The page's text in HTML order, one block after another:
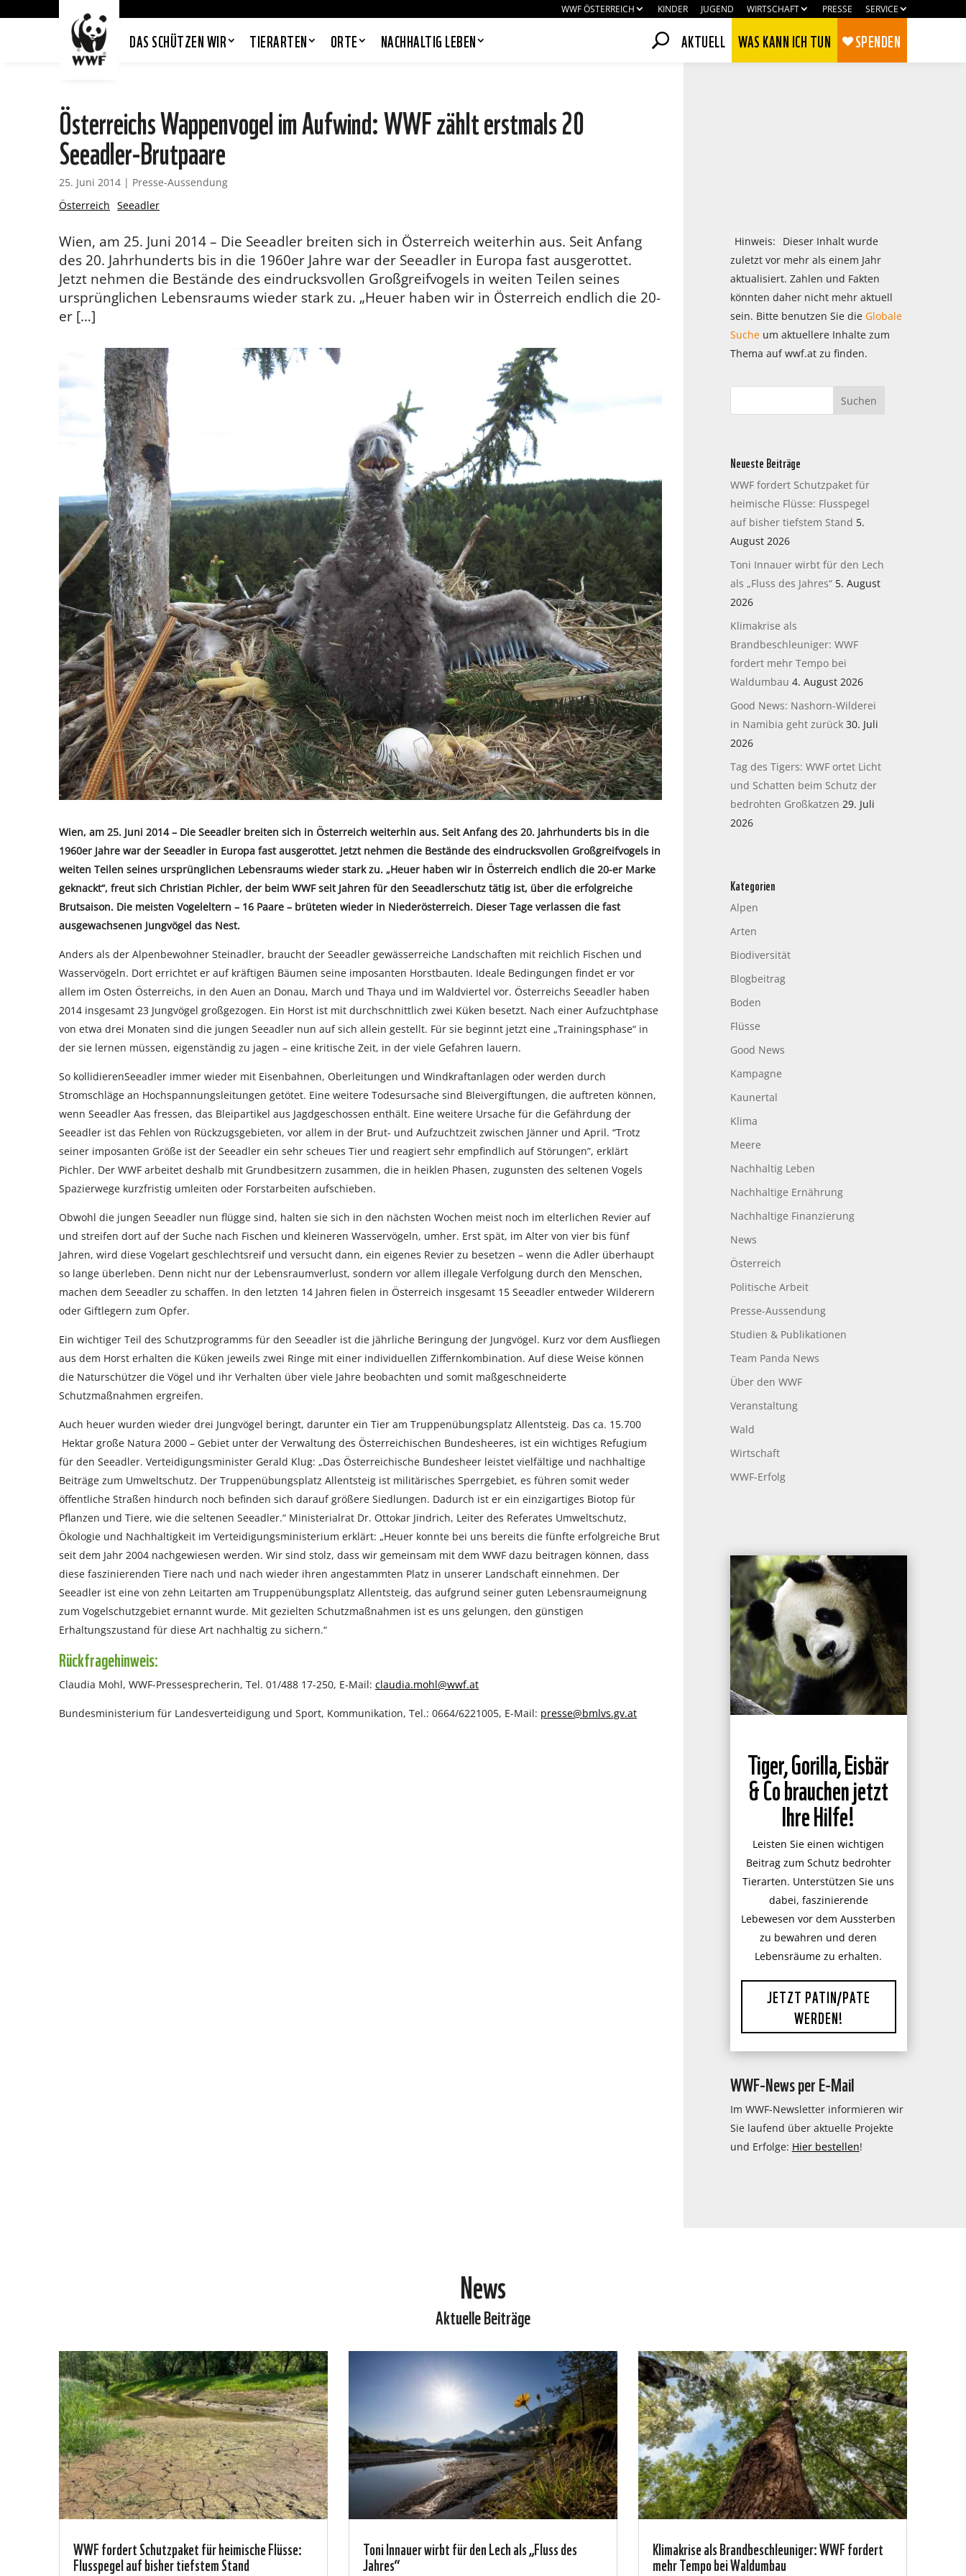
WWF ÖSTERREICH KINDER JUGEND WIRTSCHAFT PRESSE SERVICE
DAS SCHÜTZEN WIR TIERARTEN ORTE NACHHALTIG LEBEN AKTUELL WAS KANN ICH TUN SPENDEN
Österreichs Wappenvogel im Aufwind: WWF zählt erstmals 20
Seeadler-Brutpaare
25. Juni 2014 | Presse-Aussendung
Österreich Seeadler
Wien, am 25. Juni 2014 – Die Seeadler breiten sich in Österreich weiterhin aus. Seit Anfang
des 20. Jahrhunderts bis in die 1960er Jahre war der Seeadler in Europa fast ausgerottet.
Jetzt nehmen die Bestände des eindrucksvollen Großgreifvogels in weiten Teilen seines
ursprünglichen Lebensraums wieder stark zu. „Heuer haben wir in Österreich endlich die 20-
er […]
Wien, am 25. Juni 2014 – Die Seeadler breiten sich in Österreich weiterhin aus. Seit Anfang des 20. Jahrhunderts bis in die
1960er Jahre war der Seeadler in Europa fast ausgerottet. Jetzt nehmen die Bestände des eindrucksvollen Großgreifvogels in
weiten Teilen seines ursprünglichen Lebensraums wieder stark zu. „Heuer haben wir in Österreich endlich die 20-er Marke
geknackt“, freut sich Christian Pichler, der beim WWF seit Jahren für den Seeadlerschutz tätig ist, über die erfolgreiche
Brutsaison. Die meisten Vogeleltern – 16 Paare – brüteten wieder in Niederösterreich. Dieser Tage verlassen die fast
ausgewachsenen Jungvögel das Nest.
Anders als der Alpenbewohner Steinadler, braucht der Seeadler gewässerreiche Landschaften mit reichlich Fischen und
Wasservögeln. Dort errichtet er auf kräftigen Bäumen seine imposanten Horstbauten. Ideale Bedingungen findet er vor
allem im Osten Österreichs, in den Auen an Donau, March und Thaya und im Waldviertel vor. Österreichs Seeadler haben
2014 insgesamt 23 Jungvögel großgezogen. Ein Horst ist mit durchschnittlich zwei Küken besetzt. Nach einer Aufzuchtphase
von etwa drei Monaten sind die jungen Seeadler nun auf sich allein gestellt. Für sie beginnt jetzt eine „Trainingsphase“ in
der sie lernen müssen, eigenständig zu jagen – eine kritische Zeit, in der viele Gefahren lauern.
So kollidierenSeeadler immer wieder mit Eisenbahnen, Oberleitungen und Windkraftanlagen oder werden durch
Stromschläge an Hochspannungsleitungen getötet. Eine weitere Todesursache sind Bleivergiftungen, die auftreten können,
wenn Seeadler Aas fressen, das Bleipartikel aus Jagdgeschossen enthält. Eine weitere Ursache für die Gefährdung der
Seeadler ist das Fehlen von Rückzugsgebieten, vor allem in der Brut- und Aufzuchtzeit zwischen Jänner und April. “Trotz
seiner imposanten Größe ist der Seeadler ein sehr scheues Tier und reagiert sehr empfindlich auf Störungen”, erklärt
Pichler. Der WWF arbeitet deshalb mit Grundbesitzern zusammen, die in heiklen Phasen, zugunsten des seltenen Vogels
Spazierwege kurzfristig umleiten oder Forstarbeiten aufschieben.
Obwohl die jungen Seeadler nun flügge sind, halten sie sich in den nächsten Wochen meist noch im elterlichen Revier auf
und streifen dort auf der Suche nach Fischen und kleineren Wasservögeln, umher. Erst spät, im Alter von vier bis fünf
Jahren, wird diese Vogelart geschlechtsreif und versucht dann, ein eigenes Revier zu besetzen – wenn die Adler überhaupt
so lange überleben. Denn nicht nur der Lebensraumverlust, sondern vor allem illegale Verfolgung durch den Menschen,
machen dem Seeadler zu schaffen. In den letzten 14 Jahren fielen in Österreich insgesamt 15 Seeadler entweder Wilderern
oder Giftlegern zum Opfer.
Ein wichtiger Teil des Schutzprogramms für den Seeadler ist die jährliche Beringung der Jungvögel. Kurz vor dem Ausfliegen
aus dem Horst erhalten die Küken jeweils zwei Ringe mit einer individuellen Ziffernkombination. Auf diese Weise können
die Naturschützer die Vögel und ihr Verhalten über viele Jahre beobachten und somit maßgeschneiderte
Schutzmaßnahmen ergreifen.
Auch heuer wurden wieder drei Jungvögel beringt, darunter ein Tier am Truppenübungsplatz Allentsteig. Das ca. 15.700
Hektar große Natura 2000 – Gebiet unter der Verwaltung des Österreichischen Bundesheeres, ist ein wichtiges Refugium
für den Seeadler. Verteidigungsminister Gerald Klug: „Das Österreichische Bundesheer leistet vielfältige und nachhaltige
Beiträge zum Umweltschutz. Der Truppenübungsplatz Allentsteig ist militärisches Sperrgebiet, es führen somit weder
öffentliche Straßen hindurch noch befinden sich darauf größere Siedlungen. Dadurch ist er ein einzigartiges Biotop für
Pflanzen und Tiere, wie die seltenen Seeadler.“ Ministerialrat Dr. Ottokar Jindrich, Leiter des Referates Umweltschutz,
Ökologie und Nachhaltigkeit im Verteidigungsministerium erklärt: „Heuer konnte bei uns bereits die fünfte erfolgreiche Brut
seit dem Jahr 2004 nachgewiesen werden. Wir sind stolz, dass wir gemeinsam mit dem WWF dazu beitragen können, dass
diese faszinierenden Tiere nach und nach wieder ihren angestammten Platz in unserer Landschaft einnehmen. Der
Seeadler ist eine von zehn Leitarten am Truppenübungsplatz Allentsteig, das aufgrund seiner guten Lebensraumeignung
zum Vogelschutzgebiet ernannt wurde. Mit gezielten Schutzmaßnahmen ist es uns gelungen, den günstigen
Erhaltungszustand für diese Art nachhaltig zu sichern.“
Rückfragehinweis:
Claudia Mohl, WWF-Pressesprecherin, Tel. 01/488 17-250, E-Mail: claudia.mohl@wwf.at
Bundesministerium für Landesverteidigung und Sport, Kommunikation, Tel.: 0664/6221005, E-Mail: presse@bmlvs.gv.at
Hinweis:
Dieser Inhalt wurde
zuletzt vor mehr als einem Jahr
aktualisiert. Zahlen und Fakten
könnten daher nicht mehr aktuell
sein. Bitte benutzen Sie die Globale
Sucheum aktuellere Inhalte zum
Thema auf wwf.at zu finden.
Neueste Beiträge
WWF fordert Schutzpaket für
heimische Flüsse: Flusspegel
auf bisher tiefstem Stand 5.
August 2026
Toni Innauer wirbt für den Lech
als „Fluss des Jahres“ 5. August
2026
Klimakrise als
Brandbeschleuniger: WWF
fordert mehr Tempo bei
Waldumbau 4. August 2026
Good News: Nashorn-Wilderei
in Namibia geht zurück 30. Juli
2026
Tag des Tigers: WWF ortet Licht
und Schatten beim Schutz der
bedrohten Großkatzen 29. Juli
2026
Kategorien
Alpen
Arten
Biodiversität
Blogbeitrag
Boden
Flüsse
Good News
Kampagne
Kaunertal
Klima
Meere
Nachhaltig Leben
Nachhaltige Ernährung
Nachhaltige Finanzierung
News
Österreich
Politische Arbeit
Presse-Aussendung
Studien & Publikationen
Team Panda News
Über den WWF
Veranstaltung
Wald
Wirtschaft
WWF-Erfolg
Tiger, Gorilla, Eisbär
& Co brauchen jetzt
Ihre Hilfe!
Leisten Sie einen wichtigen
Beitrag zum Schutz bedrohter
Tierarten. Unterstützen Sie uns
dabei, faszinierende
Lebewesen vor dem Aussterben
zu bewahren und deren
Lebensräume zu erhalten.
JETZT PATIN/PATE
WERDEN!
WWF-News per E-Mail
Im WWF-Newsletter informieren wir
Sie laufend über aktuelle Projekte
und Erfolge: Hier bestellen!
News
Aktuelle Beiträge
WWF fordert Schutzpaket für heimische Flüsse:
Flusspegel auf bisher tiefstem Stand
Toni Innauer wirbt für den Lech als „Fluss des
Jahres“
Klimakrise als Brandbeschleuniger: WWF fordert
mehr Tempo bei Waldumbau
Datenschutzerklärung. Unter
Einstellungen kannst du verwalten,
welche Art von Cookies gesetzt werden.
Deine Auswahl kannst du über den
entsprechenden Link im Footer der
Website jederzeit widerrufen.
Ablehnen